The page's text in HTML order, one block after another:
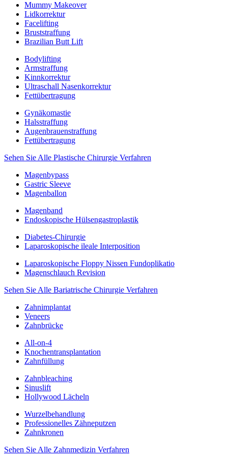
Mummy Makeover
Lidkorrektur
Facelifting
Bruststraffung
Brazilian Butt Lift
Bodylifting
Armstraffung
Kinnkorrektur
Ultraschall Nasenkorrektur
Fettübertragung
Gynäkomastie
Halsstraffung
Augenbrauenstraffung
Fettübertragung
Sehen Sie Alle Plastische Chirurgie Verfahren
Magenbypass
Gastric Sleeve
Magenballon
Magenband
Endoskopische Hülsengastroplastik
Diabetes-Chirurgie
Laparoskopische ileale Interposition
Laparoskopische Floppy Nissen Fundoplikatio
Magenschlauch Revision
Sehen Sie Alle Bariatrische Chirurgie Verfahren
Zahnimplantat
Veneers
Zahnbrücke
All-on-4
Knochentransplantation
Zahnfüllung
Zahnbleaching
Sinuslift
Hollywood Lächeln
Wurzelbehandlung
Professionelles Zähneputzen
Zahnkronen
Sehen Sie Alle Zahnmedizin Verfahren